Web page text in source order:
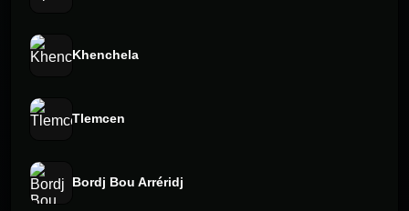
Khenchela
Tlemcen
Bordj Bou Arréridj